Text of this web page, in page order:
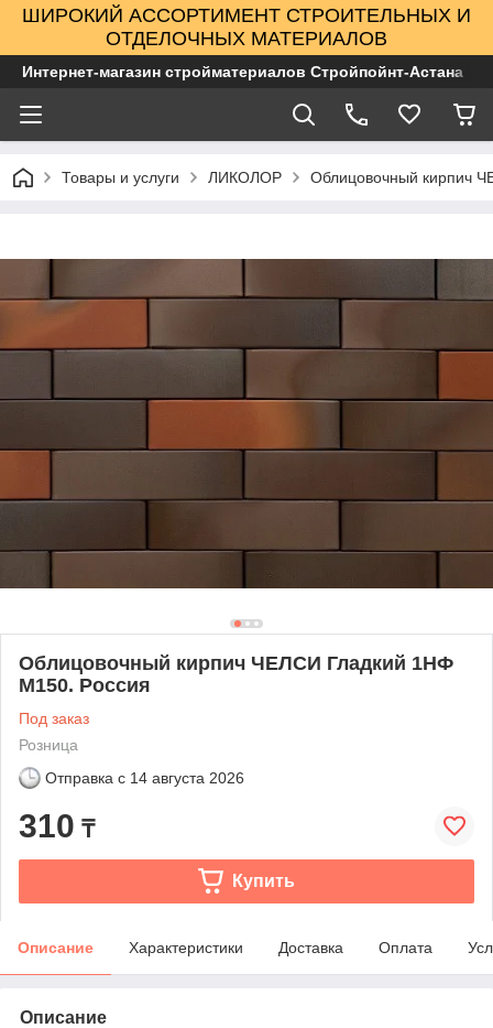
ШИРОКИЙ АССОРТИМЕНТ СТРОИТЕЛЬНЫХ И
ОТДЕЛОЧНЫХ МАТЕРИАЛОВ
Интернет-магазин стройматериалов Стройпойнт-Астана
Товары и услуги ЛИКОЛОР Облицовочный кирпич
Облицовочный кирпич ЧЕЛСИ Гладкий 1НФ
М150. Россия
Под заказ
Розница
Отправка с 14 августа 2026
310 ₸
Купить
Описание Характеристики Доставка Оплата
Описание